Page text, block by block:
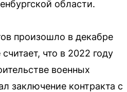
области.
произошло в декабре
что в 2022 году
военных
заключение контракта с